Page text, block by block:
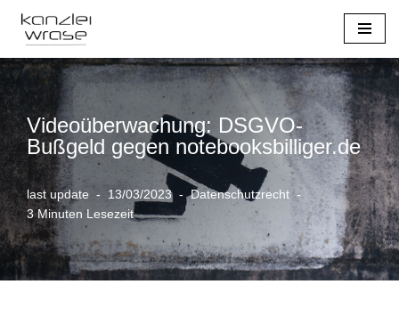
Zum
Inhalt
springen
Videoüberwachung: DSGVO-
Bußgeld gegen notebooksbilliger.de
last update 13/03/2023
Datenschutzrecht
3 Minuten Lesezeit